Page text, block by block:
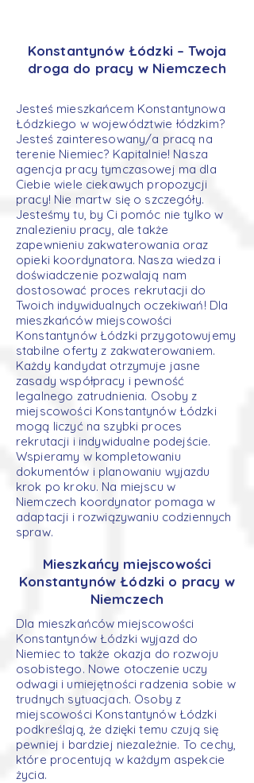
Konstantynów Łódzki – Twoja
droga do pracy w Niemczech
Jesteś mieszkańcem Konstantynowa
Łódzkiego w województwie łódzkim?
Jesteś zainteresowany/a pracą na
terenie Niemiec? Kapitalnie! Nasza
agencja pracy tymczasowej ma dla
Ciebie wiele ciekawych propozycji
pracy! Nie martw się o szczegóły.
Jesteśmy tu, by Ci pomóc nie tylko w
znalezieniu pracy, ale także
zapewnieniu zakwaterowania oraz
opieki koordynatora. Nasza wiedza i
doświadczenie pozwalają nam
dostosować proces rekrutacji do
Twoich indywidualnych oczekiwań! Dla
mieszkańców miejscowości
Konstantynów Łódzki przygotowujemy
stabilne oferty z zakwaterowaniem.
Każdy kandydat otrzymuje jasne
zasady współpracy i pewność
legalnego zatrudnienia. Osoby z
miejscowości Konstantynów Łódzki
mogą liczyć na szybki proces
rekrutacji i indywidualne podejście.
Wspieramy w kompletowaniu
dokumentów i planowaniu wyjazdu
krok po kroku. Na miejscu w
Niemczech koordynator pomaga w
adaptacji i rozwiązywaniu codziennych
spraw.
Mieszkańcy miejscowości
Konstantynów Łódzki o pracy w
Niemczech
Dla mieszkańców miejscowości
Konstantynów Łódzki wyjazd do
Niemiec to także okazja do rozwoju
osobistego. Nowe otoczenie uczy
odwagi i umiejętności radzenia sobie w
trudnych sytuacjach. Osoby z
miejscowości Konstantynów Łódzki
podkreślają, że dzięki temu czują się
pewniej i bardziej niezależnie. To cechy,
które procentują w każdym aspekcie
życia.